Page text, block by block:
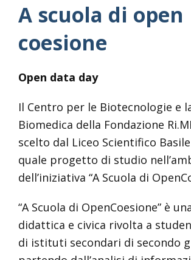
A scuola di open
coesione
Open data day
Il Centro per le Biotecnologie e
Biomedica della Fondazione
scelto dal Liceo Scientifico
quale progetto di studio
dell’iniziativa “A Scuola di
“A Scuola di OpenCoesione” è
didattica e civica rivolta a
di istituti secondari di secondo